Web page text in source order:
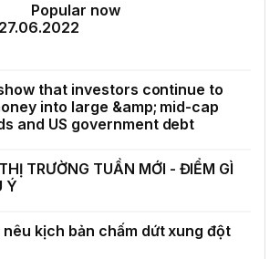
Popular now
that investors continue to
into large &amp; mid-cap
and US government debt
TRƯỜNG TUẦN MỚI - ĐIỂM GÌ
Ý
kịch bản chấm dứt xung đột